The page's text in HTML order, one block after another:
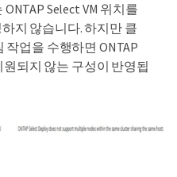
ONTAP Select VM 위치를
지 않습니다. 하지만 클
작업을 수행하면 ONTAP
원되지 않는 구성이 반영됩